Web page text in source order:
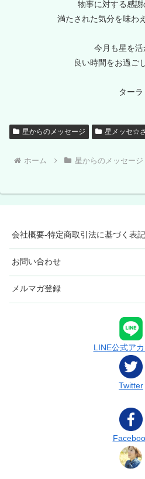
物事に対する感
満たされた気分を味わ
今月も星を活
良い時間をお過ご
ターラ
星からのメッセージ 星メッセ☆
ホーム 星からのメッセージ
会社概要-特定商取引法に基づく表記
お問い合わせ
メルマガ登録
LINE公式ア
Twitter